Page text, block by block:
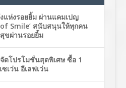
แห่งรอยยิ้ม ผ่านแคมเปญ
of Smile’ สนับสนุนให้ทุกคน
ขผ่านรอยยิ้ม
ดโปรโมชั่นสุดพิเศษ ซื้อ 1
เว่น อีเลฟเว่น